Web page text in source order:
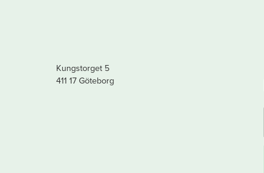
Kungstorget 5
411 17 Göteborg